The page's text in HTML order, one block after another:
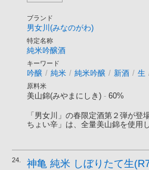
ブランド
男女川(みなのがわ)
特定名称
純米吟醸酒
キーワード
吟醸 / 純米 / 純米吟醸 / 新酒 / 生
原料米
美山錦(みやまにしき) - 60%
「男女川」の春限定酒第２弾が登
ちょい辛」は、全量美山錦を使用
24. 神亀 純米 しぼりたて生